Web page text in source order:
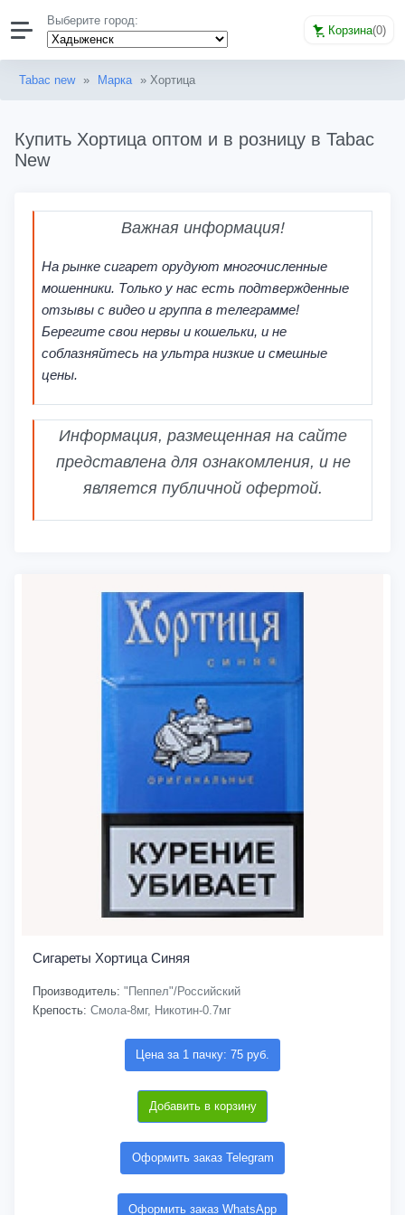
Выберите город:
Корзина(0)
Tabac new » Марка » Хортица
Купить Хортица оптом и в розницу в Tabac
New
Важная информация!
На рынке сигарет орудуют многочисленные
мошенники. Только у нас есть подтвержденные
отзывы с видео и группа в телеграмме!
Берегите свои нервы и кошельки, и не
соблазняйтесь на ультра низкие и смешные
цены.
Информация, размещенная на сайте
представлена для ознакомления, и не
является публичной офертой.
Сигареты Хортица Синяя
Производитель: "Пеппел"/Российский
Крепость: Смола-8мг, Никотин-0.7мг
Цена за 1 пачку: 75 руб.
Добавить в корзину
Оформить заказ Telegram
Оформить заказ WhatsApp